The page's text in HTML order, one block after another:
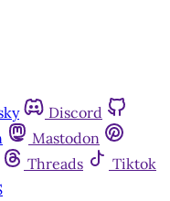
Discord
Mastodon
Threads
Tiktok